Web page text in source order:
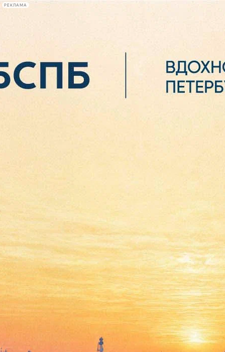
РЕКЛАМА
Сегодня:
2026.08.06
Знаменитости игнорируют
Петербургский культурный
форум
15 ноября 2018,12:42 Версия для печати